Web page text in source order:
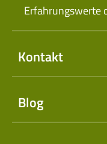
Erfahrungswerte
Kontakt
Blog